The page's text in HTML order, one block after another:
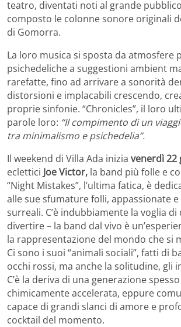
teatro, diventati noti al grande
composto le colonne sonore originali
di Gomorra.
La loro musica si sposta da atmosfere
psichedeliche a suggestioni ambient
rarefatte, fino ad arrivare a sonorità
distorsioni e implacabili crescendo,
proprie sinfonie. “Chronicles”, il loro
parole loro: “Il compimento di un
tra minimalismo e psichedelia”.
Il weekend di Villa Ada inizia venerdì 22
eclettici Joe Victor, la band più folle e
“Night Mistakes”, l’ultima fatica, è
alle sue sfumature folli, appassionate
surreali. C’è indubbiamente la voglia
divertire – la band dal vivo è
la rappresentazione del mondo che si
Ci sono i suoi “animali sociali”, fatti di
occhi rossi, ma anche la solitudine, gli
C’è la deriva di una generazione
chimicamente accelerata, eppure
capace di grandi slanci di amore e
cocktail del momento.